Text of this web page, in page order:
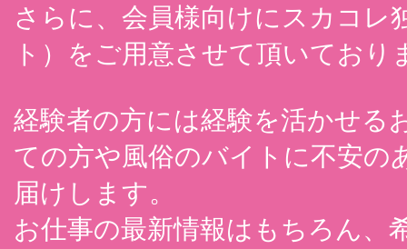
さらに、会員様向けにスカコレ
ト）をご用意させて頂いており
経験者の方には経験を活かせる
ての方や風俗のバイトに不安の
届けします。
お仕事の最新情報はもちろん、